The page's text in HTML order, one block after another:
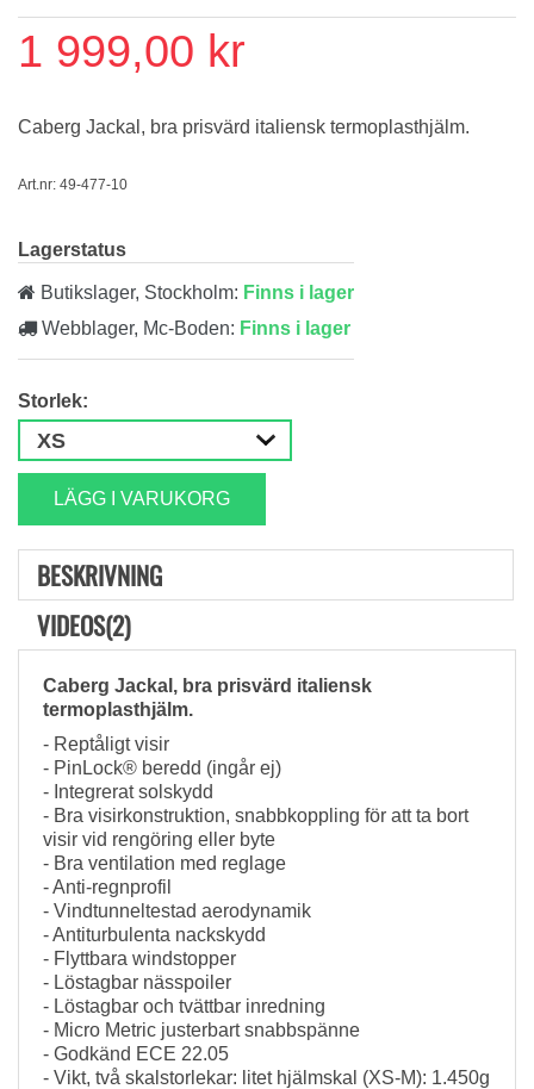
1 999,00 kr
Caberg Jackal, bra prisvärd italiensk termoplasthjälm.
Art.nr: 49-477-10
Lagerstatus
Butikslager, Stockholm: Finns i lager
Webblager, Mc-Boden: Finns i lager
Storlek:
LÄGG I VARUKORG
BESKRIVNING
VIDEOS(2)
Caberg Jackal, bra prisvärd italiensk
termoplasthjälm.
- Reptåligt visir
- PinLock® beredd (ingår ej)
- Integrerat solskydd
- Bra visirkonstruktion, snabbkoppling för att ta bort
visir vid rengöring eller byte
- Bra ventilation med reglage
- Anti-regnprofil
- Vindtunneltestad aerodynamik
- Antiturbulenta nackskydd
- Flyttbara windstopper
- Löstagbar nässpoiler
- Löstagbar och tvättbar inredning
- Micro Metric justerbart snabbspänne
- Godkänd ECE 22.05
- Vikt, två skalstorlekar: litet hjälmskal (XS-M): 1.450g